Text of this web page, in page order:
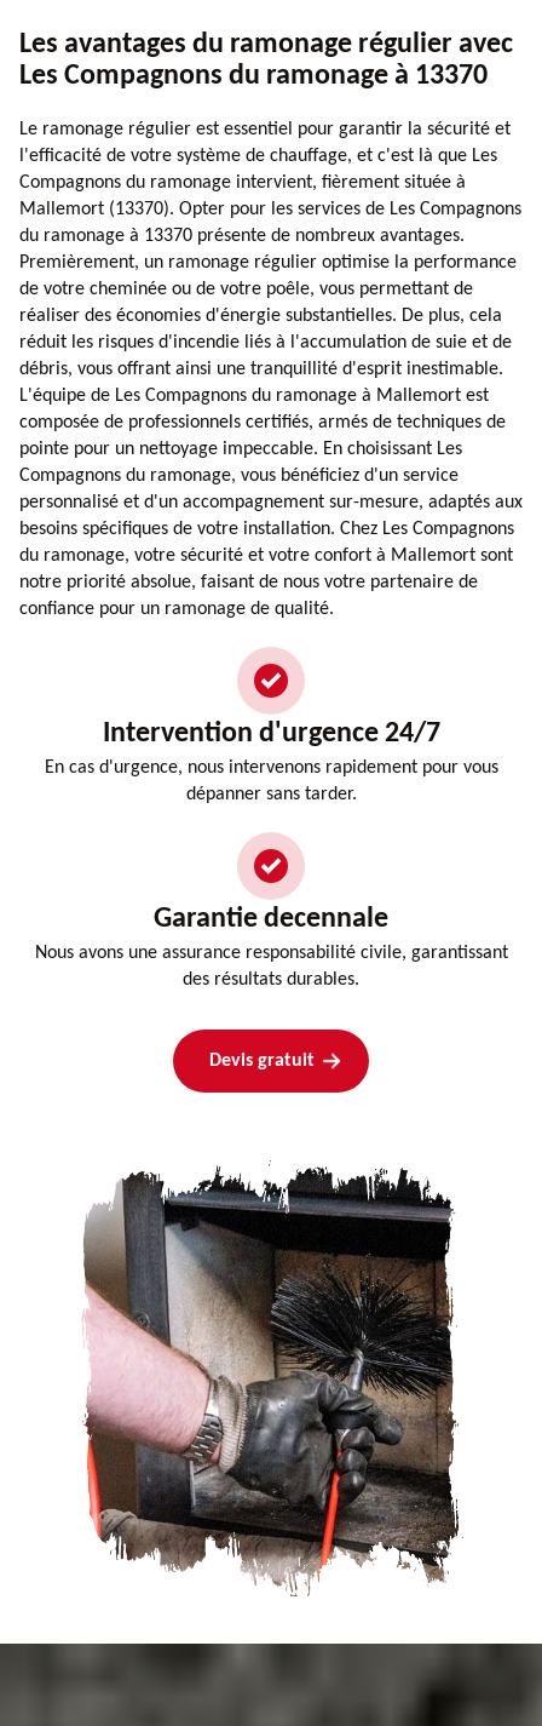
Les avantages du ramonage régulier avec
Les Compagnons du ramonage à 13370
Le ramonage régulier est essentiel pour garantir la sécurité et
l'efficacité de votre système de chauffage, et c'est là que Les
Compagnons du ramonage intervient, fièrement située à
Mallemort (13370). Opter pour les services de Les Compagnons
du ramonage à 13370 présente de nombreux avantages.
Premièrement, un ramonage régulier optimise la performance
de votre cheminée ou de votre poêle, vous permettant de
réaliser des économies d'énergie substantielles. De plus, cela
réduit les risques d'incendie liés à l'accumulation de suie et de
débris, vous offrant ainsi une tranquillité d'esprit inestimable.
L'équipe de Les Compagnons du ramonage à Mallemort est
composée de professionnels certifiés, armés de techniques de
pointe pour un nettoyage impeccable. En choisissant Les
Compagnons du ramonage, vous bénéficiez d'un service
personnalisé et d'un accompagnement sur-mesure, adaptés aux
besoins spécifiques de votre installation. Chez Les Compagnons
du ramonage, votre sécurité et votre confort à Mallemort sont
notre priorité absolue, faisant de nous votre partenaire de
confiance pour un ramonage de qualité.
Intervention d'urgence 24/7
En cas d'urgence, nous intervenons rapidement pour vous
dépanner sans tarder.
Garantie decennale
Nous avons une assurance responsabilité civile, garantissant
des résultats durables.
Devis gratuit